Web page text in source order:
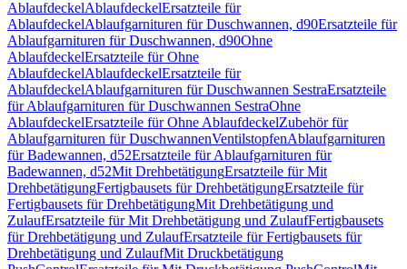
AblaufdeckelAblaufdeckelErsatzteile für
AblaufdeckelAblaufgarnituren für Duschwannen, d90Ersatzteile für
Ablaufgarnituren für Duschwannen, d90Ohne
AblaufdeckelErsatzteile für Ohne
AblaufdeckelAblaufdeckelErsatzteile für
AblaufdeckelAblaufgarnituren für Duschwannen SestraErsatzteile
für Ablaufgarnituren für Duschwannen SestraOhne
AblaufdeckelErsatzteile für Ohne AblaufdeckelZubehör für
Ablaufgarnituren für DuschwannenVentilstopfenAblaufgarnituren
für Badewannen, d52Ersatzteile für Ablaufgarnituren für
Badewannen, d52Mit DrehbetätigungErsatzteile für Mit
DrehbetätigungFertigbausets für DrehbetätigungErsatzteile für
Fertigbausets für DrehbetätigungMit Drehbetätigung und
ZulaufErsatzteile für Mit Drehbetätigung und ZulaufFertigbausets
für Drehbetätigung und ZulaufErsatzteile für Fertigbausets für
Drehbetätigung und ZulaufMit Druckbetätigung